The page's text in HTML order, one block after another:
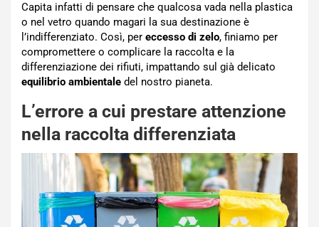
Capita infatti di pensare che qualcosa vada nella plastica
o nel vetro quando magari la sua destinazione è
l’indifferenziato. Così, per eccesso di zelo, finiamo per
compromettere o complicare la raccolta e la
differenziazione dei rifiuti, impattando sul già delicato
equilibrio ambientale del nostro pianeta.
L’errore a cui prestare attenzione
nella raccolta differenziata